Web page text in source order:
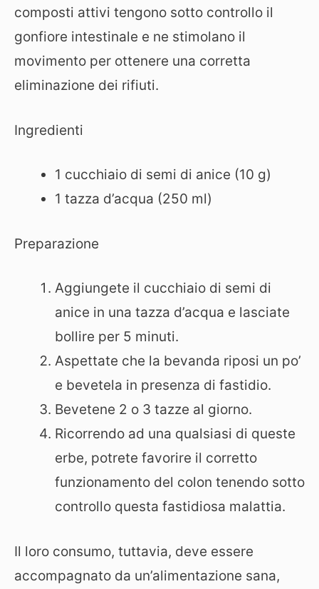
composti attivi tengono sotto controllo il
gonfiore intestinale e ne stimolano il
movimento per ottenere una corretta
eliminazione dei rifiuti.
Ingredienti
1 cucchiaio di semi di anice (10 g)
1 tazza d’acqua (250 ml)
Preparazione
Aggiungete il cucchiaio di semi di
anice in una tazza d’acqua e lasciate
bollire per 5 minuti.
Aspettate che la bevanda riposi un po’
e bevetela in presenza di fastidio.
Bevetene 2 o 3 tazze al giorno.
Ricorrendo ad una qualsiasi di queste
erbe, potrete favorire il corretto
funzionamento del colon tenendo sotto
controllo questa fastidiosa malattia.
Il loro consumo, tuttavia, deve essere
accompagnato da un’alimentazione sana,